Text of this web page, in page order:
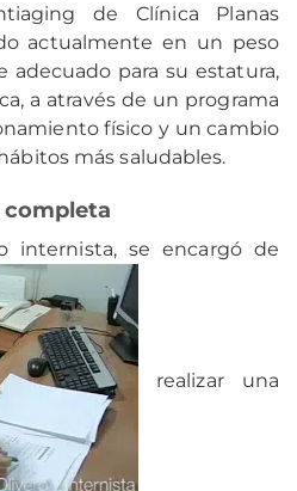
de Clínica Planas
actualmente en un peso
para su estatura,
a através de un programa
físico y un cambio
más saludables.
completa
internista, se encargó de
realizar una